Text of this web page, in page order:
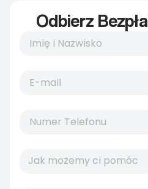
Odbierz